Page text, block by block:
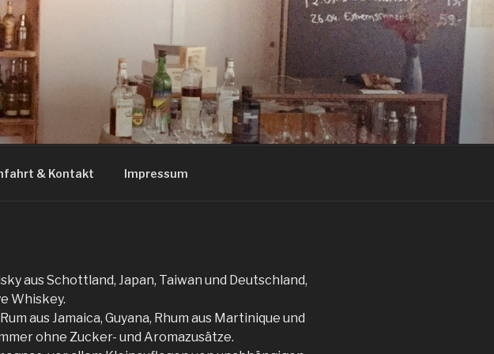
& Kontakt Impressum
ausSchottland, Japan, Taiwan und Deutschland,
Whiskey.
aus Jamaica, Guyana, Rhum aus Martinique und
ohne Zucker- und Aromazusätze.